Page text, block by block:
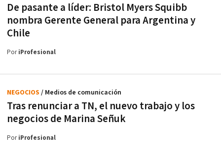
De pasante a líder: Bristol Myers Squibb
nombra Gerente General para Argentina y
Chile
PoriProfesional
Tras renunciar a TN, el nuevo trabajo y los
negocios de Marina Señuk
NEGOCIOS / Medios de comunicación
PoriProfesional